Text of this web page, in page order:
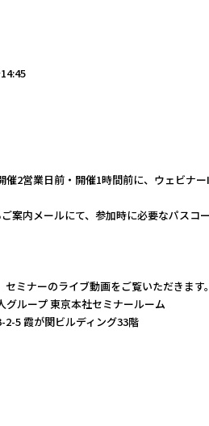
催2営業日前・開催1時間前に、ウェビナ
案内メールにて、参加時に必要なパスコ
ミナーのライブ動画をご覧いただきます
ループ 東京本社セミナールーム
5 霞が関ビルディング33階